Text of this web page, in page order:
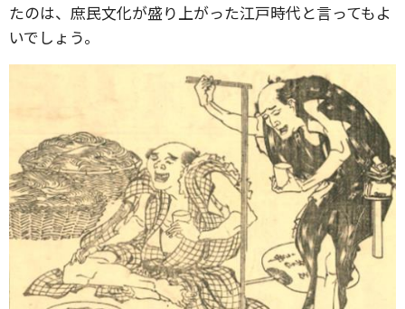
たのは、庶民文化が盛り上がった江戸時代と言ってもよ
いでしょう。